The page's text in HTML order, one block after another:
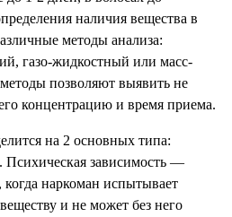
наличия вещества в
методы анализа:
газо-жидкостный или масс-
позволяют выявить не
концентрацию и время приема.
на 2 основных типа:
Психическая зависимость —
когда наркоман испытывает
и не может без него